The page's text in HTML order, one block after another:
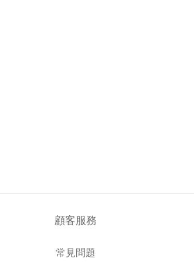
顧客服務
常見問題